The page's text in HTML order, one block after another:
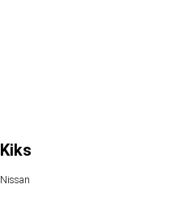
Kiks
Nissan